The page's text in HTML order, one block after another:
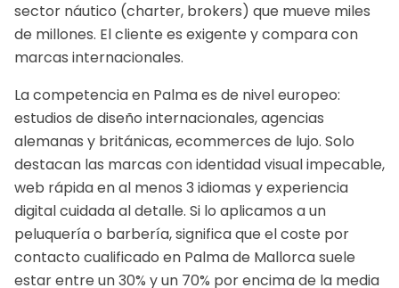
sector náutico (charter, brokers) que mueve miles
de millones. El cliente es exigente y compara con
marcas internacionales.
La competencia en Palma es de nivel europeo:
estudios de diseño internacionales, agencias
alemanas y británicas, ecommerces de lujo. Solo
destacan las marcas con identidad visual impecable,
web rápida en al menos 3 idiomas y experiencia
digital cuidada al detalle. Si lo aplicamos a un
peluquería o barbería, significa que el coste por
contacto cualificado en Palma de Mallorcasuele
estar entre un 30% y un 70% por encima de la media